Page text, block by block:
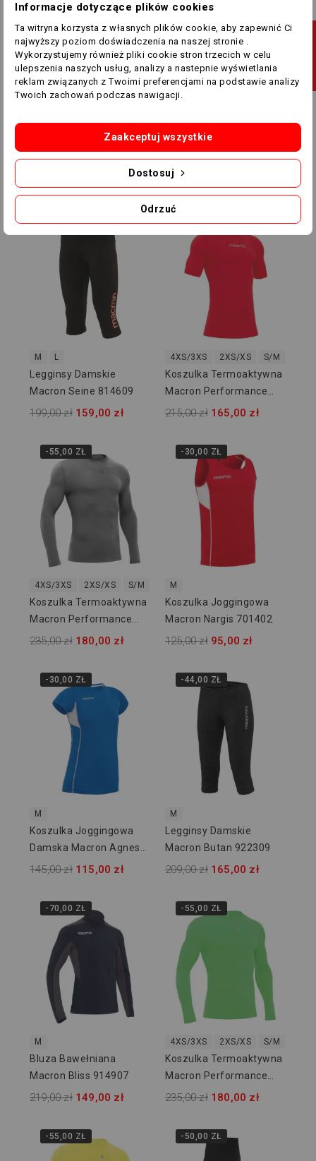
Damskie Macron Bopha
149,00 zł 99,00 zł
Spodenki Joggingowe
Macron Gaston 702709
150,00 zł 115,00 zł
-40,00 ZŁ
M L
Legginsy Damskie
Macron Seine 814609
199,00 zł 159,00 zł
-50,00 ZŁ
4XS/3XS 2XS/XS S/M
Koszulka Termoaktywna
Macron Performance
915902
215,00 zł 165,00 zł
-55,00 ZŁ
4XS/3XS 2XS/XS S/M L/XL
Koszulka Termoaktywna
Macron Performance
916128
235,00 zł 180,00 zł
-30,00 ZŁ
M
Koszulka Joggingowa
Macron Nargis 701402
125,00 zł 95,00 zł
-30,00 ZŁ
M
Koszulka Joggingowa
Damska Macron Agnes
701803
145,00 zł 115,00 zł
-44,00 ZŁ
M
Legginsy Damskie
Macron Butan 922309
209,00 zł 165,00 zł
-70,00 ZŁ
M
Bluza Bawełniana
Macron Bliss 914907
219,00 zł 149,00 zł
-55,00 ZŁ
4XS/3XS 2XS/XS S/M
Koszulka Termoaktywna
Macron Performance
916116
235,00 zł 180,00 zł
-55,00 ZŁ -50,00 ZŁ
Informacje dotyczące plików cookies
Ta witryna korzysta z własnych plików cookie, aby zapewnić Ci
najwyższy poziom doświadczenia na naszej stronie .
Wykorzystujemy również pliki cookie stron trzecich w celu
ulepszenia naszych usług, analizy a nastepnie wyświetlania
reklam związanych z Twoimi preferencjami na podstawie analizy
Twoich zachowań podczas nawigacji.
Odrzuć
Dostosuj
Zaakceptuj wszystkie